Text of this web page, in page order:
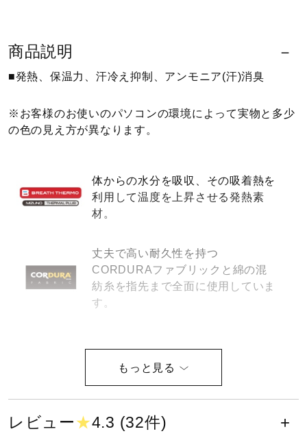
ライフスタイルグッズ
インナー
寝具／ミズノスリープ
サポーター
メディカル
商品説明
■発熱、保温力、汗冷え抑制、アンモニア(汗)消臭
※お客様のお使いのパソコンの環境によって実物と多少
の色の見え方が異なります。
体からの水分を吸収、その吸着熱を
利用して温度を上昇させる発熱素
材。
丈夫で高い耐久性を持つ
CORDURAファブリックと綿の混
紡糸を指先まで全面に使用していま
す。
5本指
レビュー★4.3 (32件)